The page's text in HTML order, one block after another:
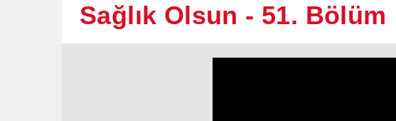
Sağlık Olsun - 51. Bölüm